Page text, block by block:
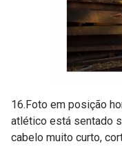
16.Foto em posição
atlético está sentado
cabelo muito curto,